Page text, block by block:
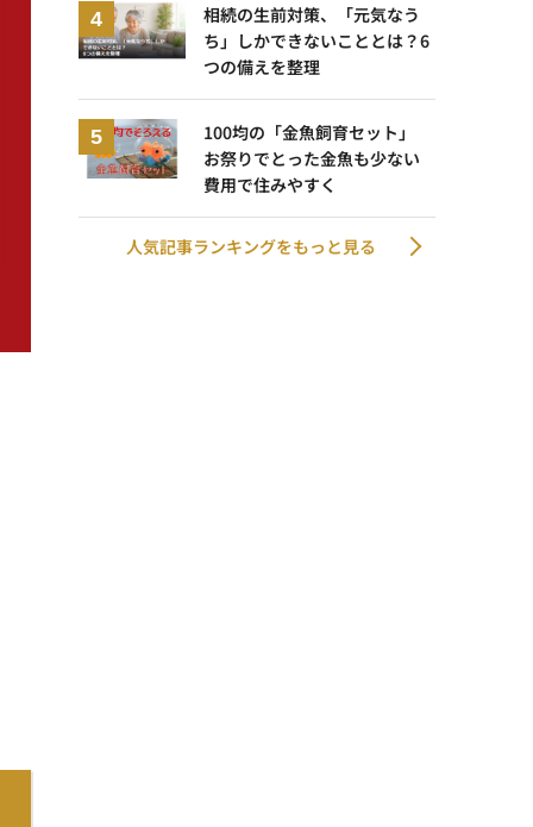
相続の生前対策、「元気なう
ち」しかできないこととは？6
つの備えを整理
100均の「金魚飼育セット」
お祭りでとった金魚も少ない
費用で住みやすく
人気記事ランキングをもっと見る